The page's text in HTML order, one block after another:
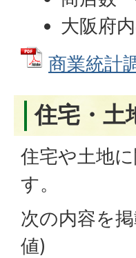
大阪府
商業統計
住宅・土
住宅や土地
す。
次の内容を
値)